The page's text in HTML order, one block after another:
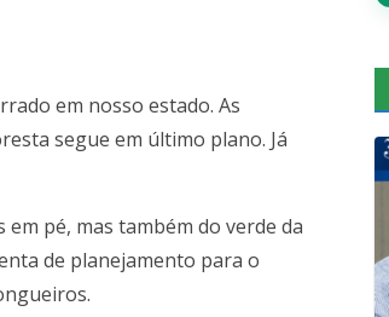
em nosso estado. As
segue em último plano. Já
pé, mas também do verde da
de planejamento para o